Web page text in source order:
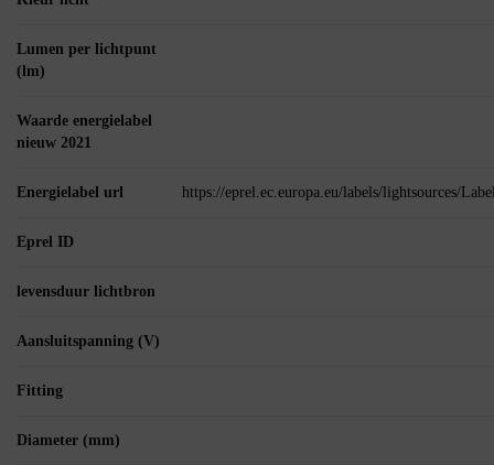
Lumen per lichtpunt
(lm)
Waarde energielabel
nieuw 2021
Energielabel url https://eprel.ec.europa.eu/labels/lightsources/
Eprel ID
levensduur lichtbron
Aansluitspanning (V)
Fitting
Diameter (mm)